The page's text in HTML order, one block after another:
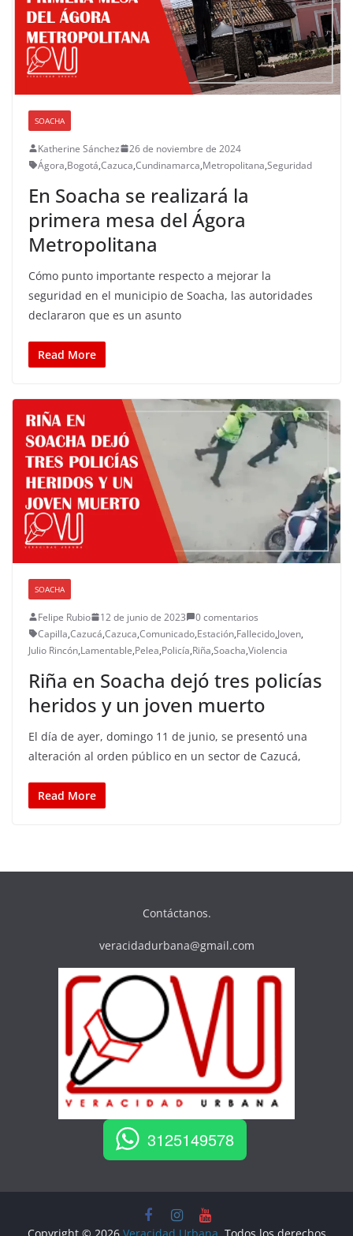
SOACHA
Katherine Sánchez
26 de noviembre de 2024
Ágora,Bogotá,Cazuca,Cundinamarca,Metropolitana,Seguridad
En Soacha se realizará la
primera mesa del Ágora
Metropolitana
Cómo punto importante respecto a mejorar la
seguridad en el municipio de Soacha, las autoridades
declararon que es un asunto
Read More
SOACHA
Felipe Rubio 12 de junio de 2023
0 comentarios
Capilla,Cazucá,Cazuca,Comunicado,Estación,Fallecido,Joven,
Julio Rincón,Lamentable,Pelea,Policía,Riña,Soacha,Violencia
Riña en Soacha dejó tres policías
heridos y un joven muerto
El día de ayer, domingo 11 de junio, se presentó una
alteración al orden público en un sector de Cazucá,
Read More
Contáctanos.
veracidadurbana@gmail.com
3125149578